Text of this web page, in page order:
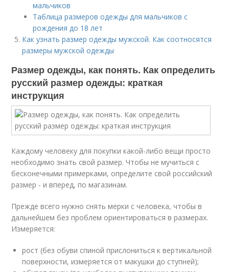
мальчиков
Таблица размеров одежды для мальчиков с
рождения до 18 лет
Как узнать размер одежды мужской. Как соотносятся
размеры мужской одежды
Размер одежды, как понять. Как определить
русский размер одежды: краткая
инструкция
Каждому человеку для покупки какой-либо вещи просто
необходимо знать свой размер. Чтобы не мучиться с
бесконечными примерками, определите свой российский
размер - и вперед, по магазинам.
Прежде всего нужно снять мерки с человека, чтобы в
дальнейшем без проблем ориентироваться в размерах.
Измеряется:
рост (без обуви спиной прислониться к вертикальной
поверхности, изм­еряется от макушки до ступней);